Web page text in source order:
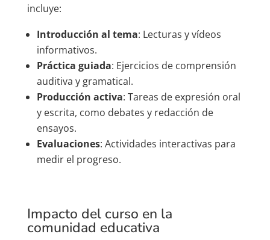
incluye:
Introducción al tema: Lecturas y vídeos
informativos.
Práctica guiada: Ejercicios de comprensión
auditiva y gramatical.
Producción activa: Tareas de expresión oral
y escrita, como debates y redacción de
ensayos.
Evaluaciones: Actividades interactivas para
medir el progreso.
Impacto del curso en la
comunidad educativa